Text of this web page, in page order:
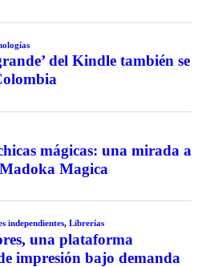
del Kindle también se
mágicas: una mirada a
Magica
independientes, Librerías
una plataforma
impresión bajo demanda